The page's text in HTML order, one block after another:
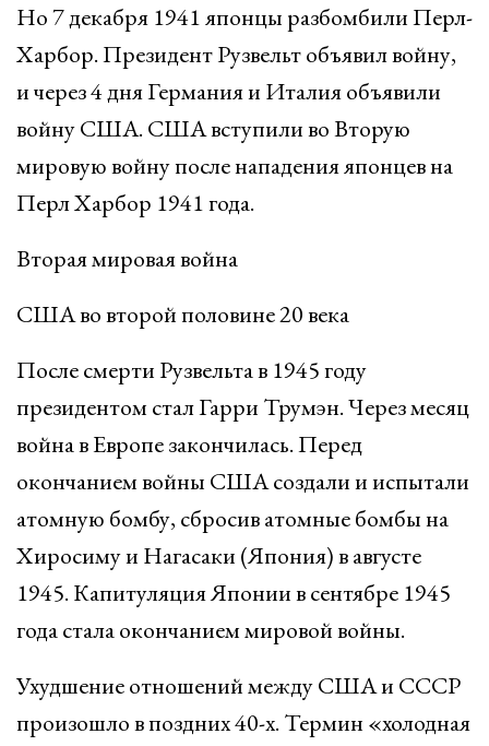
Но 7 декабря 1941 японцы разбомбили Перл-
Харбор. Президент Рузвельт объявил войну,
и через 4 дня Германия и Италия объявили
войну США. США вступили во Вторую
мировую войну после нападения японцев на
Перл Харбор 1941 года.
Вторая мировая война
США во второй половине 20 века
После смерти Рузвельта в 1945 году
президентом стал Гарри Трумэн. Через месяц
война в Европе закончилась. Перед
окончанием войны США создали и испытали
атомную бомбу, сбросив атомные бомбы на
Хиросиму и Нагасаки (Япония) в августе
1945. Капитуляция Японии в сентябре 1945
года стала окончанием мировой войны.
Ухудшение отношений между США и СССР
произошло в поздних 40-х. Термин «холодная